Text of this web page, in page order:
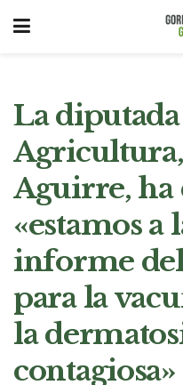
La
Aguirre, ha
«estamos a
informe
para la
la
contagiosa»